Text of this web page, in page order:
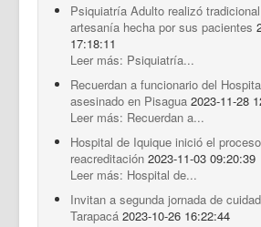
Psiquiatría Adulto realizó
artesanía hecha por sus pacientes
17:18:11
Leer más: Psiquiatría...
Recuerdan a funcionario del
asesinado en Pisagua 2023-11-28
Leer más: Recuerdan a...
Hospital de Iquique inició el
reacreditación 2023-11-03 09:20:39
Leer más: Hospital de...
Invitan a segunda jornada de
Tarapacá 2023-10-26 16:22:44